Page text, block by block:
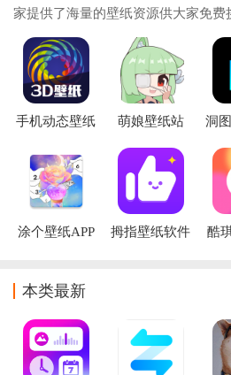
家提供了海量的壁纸资源供大家免费
还有超多种类的分类包括了帅哥、美
美食、星空、自然、建筑、萌宠等等
手机动态壁纸
萌娘壁纸站 洞
涂个壁纸APP 拇指壁纸软件 酷
本类最新